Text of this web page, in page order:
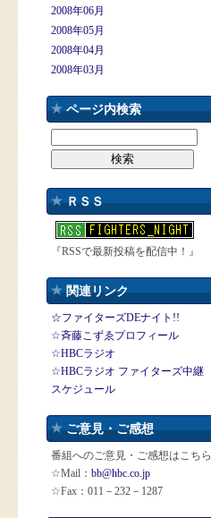
2008年06月
2008年05月
2008年04月
2008年03月
ページ内検索
ＲＳＳ
『RSSで最新投稿を配信中！』
関連リンク
☆ファイターズDEナイト!!
☆斉藤こずゑプロフィール
☆HBCラジオ
☆HBCラジオ ファイターズ中継
スケジュール
ご意見・ご感想
番組へのご意見・ご感想はこちら
☆Mail： bb@hbc.co.jp
☆Fax：011－232－1287